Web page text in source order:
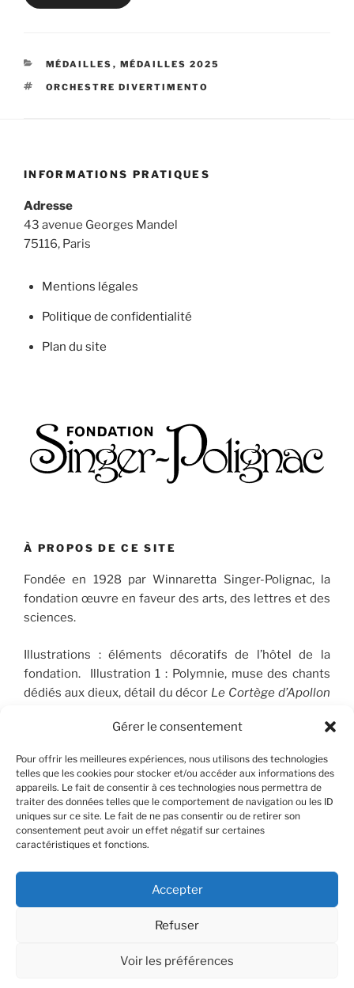
Gérer le consentement
Pour offrir les meilleures expériences, nous utilisons des technologies
telles que les cookies pour stocker et/ou accéder aux informations des
appareils. Le fait de consentir à ces technologies nous permettra de
traiter des données telles que le comportement de navigation ou les ID
uniques sur ce site. Le fait de ne pas consentir ou de retirer son
consentement peut avoir un effet négatif sur certaines
caractéristiques et fonctions.
Accepter
Refuser
Voir les préférences
CATÉGORIES
MÉDAILLES , MÉDAILLES 2025
ÉTIQUETTES
ORCHESTRE DIVERTIMENTO
INFORMATIONS PRATIQUES
Adresse
43 avenue Georges Mandel
75116, Paris
Mentions légales
Politique de confidentialité
Plan du site
À PROPOS DE CE SITE
Fondée en 1928 par Winnaretta Singer-Polignac, la
fondation œuvre en faveur des arts, des lettres et des
sciences.
Illustrations : éléments décoratifs de l’hôtel de la
fondation. Illustration 1 : Polymnie, muse des chants
dédiés aux dieux, détail du décor Le Cortège d’Apollon
orne le plafond du Salon de musique. © FSP/OLG
RECHERCHER
Recherche
pour
:
InstagramContact